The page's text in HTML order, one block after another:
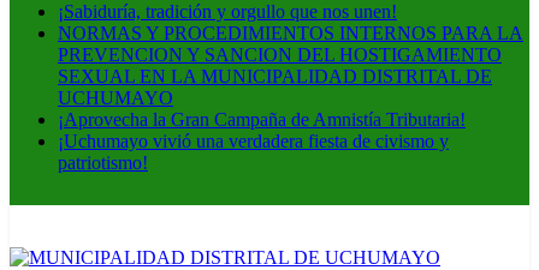
¡Sabiduría, tradición y orgullo que nos unen!
NORMAS Y PROCEDIMIENTOS INTERNOS PARA LA
PREVENCION Y SANCION DEL HOSTIGAMIENTO
SEXUAL EN LA MUNICIPALIDAD DISTRITAL DE
UCHUMAYO
¡Aprovecha la Gran Campaña de Amnistía Tributaria!
¡Uchumayo vivió una verdadera fiesta de civismo y
patriotismo!